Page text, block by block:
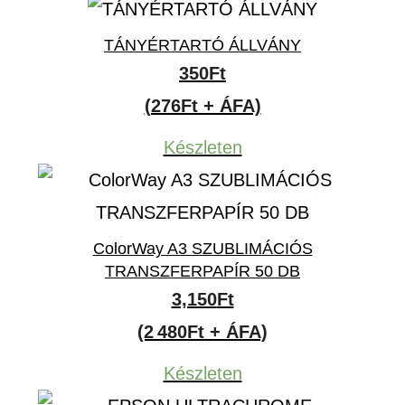
TÁNYÉRTARTÓ ÁLLVÁNY
350Ft
(276Ft + ÁFA)
Készleten
ColorWay A3 SZUBLIMÁCIÓS
TRANSZFERPAPÍR 50 DB
3,150Ft
(2 480Ft + ÁFA)
Készleten